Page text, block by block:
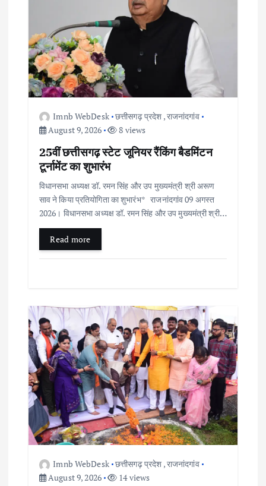
t
o
Imnb WebDesk छत्तीसगढ़ प्रदेश ,राजनांदगांव
August 9, 2026
8 views
25वीं छत्तीसगढ़ स्टेट जूनियर रैंकिंग बैडमिंटन
टूर्नामेंट का शुभारंभ
विधानसभा अध्यक्ष डॉ. रमन सिंह और उप मुख्यमंत्री श्री अरूण
साव ने किया प्रतियोगिता का शुभारंभ* राजनांदगांव 09 अगस्त
2026। विधानसभा अध्यक्ष डॉ. रमन सिंह और उप मुख्यमंत्री श्री…
Read more
Imnb WebDesk छत्तीसगढ़ प्रदेश ,राजनांदगांव
August 9, 2026
14 views